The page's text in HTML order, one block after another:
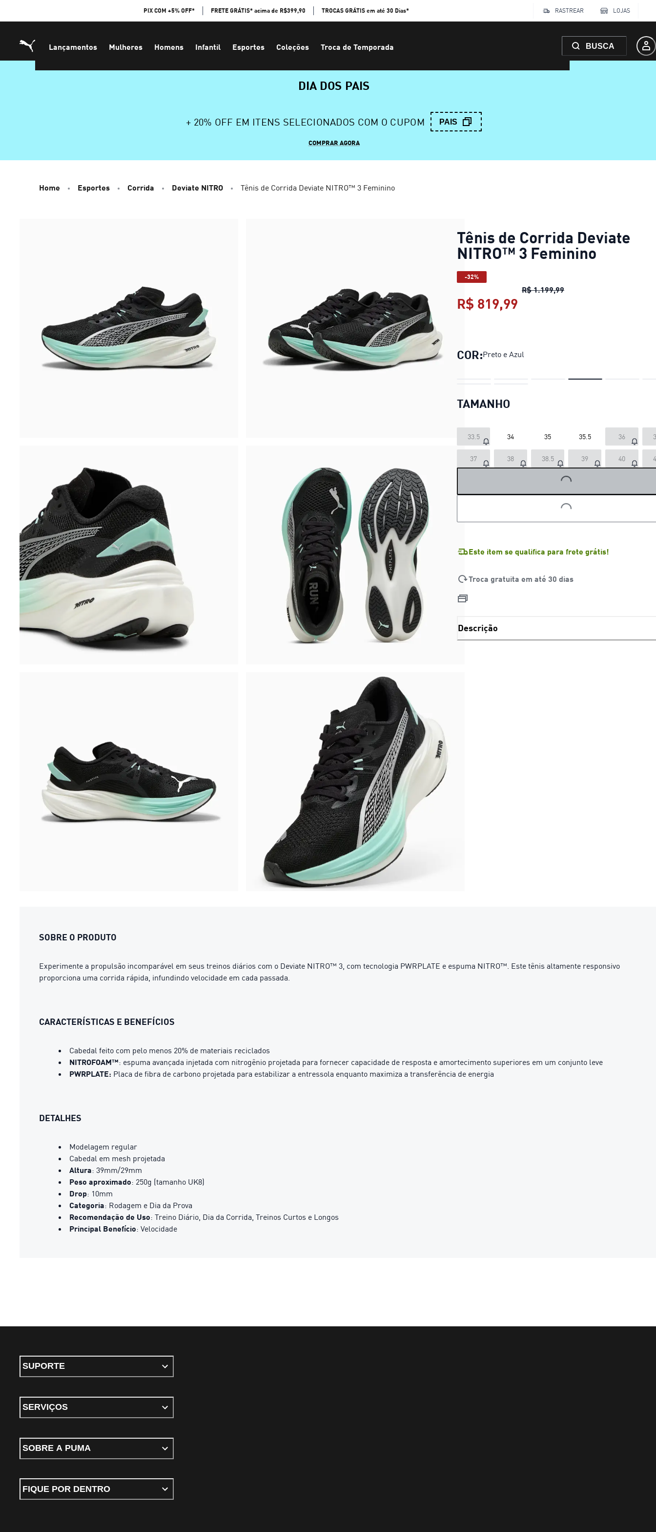
PIX COM +5% OFF* FRETE GRÁTIS* acima de R$399,90 TROCAS GRÁTIS em até 30 Dias* RASTREAR LOJAS
Lançamentos Mulheres Homens Infantil Esportes Coleções Troca de Temporada BUSCA
DIA DOS PAIS
+ 20% OFF EM ITENS SELECIONADOS COM O CUPOM PAIS
COMPRAR AGORA
Home Esportes Corrida Deviate NITRO Tênis de Corrida Deviate NITRO™ 3 Feminino
Tênis de Corrida Deviate
NITRO™ 3 Feminino
-32%
R$ 1.199,99Tênis de Corrida Deviate
R$ 819,99
COR:Preto e Azul
TAMANHO
33.5 34 35 35.5 36
37 38 38.5 39 40
LOADING...
LOADING...
Este item se qualifica para frete grátis!
Troca gratuita em até 30 dias
Descrição
SOBRE O PRODUTO
Experimente a propulsão incomparável em seus treinos diários com o Deviate NITRO™ 3, com tecnologia PWRPLATE e espuma NITRO™. Este tênis altamente responsivo
proporciona uma corrida rápida, infundindo velocidade em cada passada.
CARACTERÍSTICAS E BENEFÍCIOS
Cabedal feito com pelo menos 20% de materiais reciclados
NITROFOAM™: espuma avançada injetada com nitrogênio projetada para fornecer capacidade de resposta e amortecimento superiores em um conjunto leve
PWRPLATE: Placa de fibra de carbono projetada para estabilizar a entressola enquanto maximiza a transferência de energia
DETALHES
Modelagem regular
Cabedal em mesh projetada
Altura: 39mm/29mm​
Peso aproximado: 250g (tamanho UK8)​
Drop: 10mm
Categoria: Rodagem e Dia da Prova
Recomendação de Uso: Treino Diário, Dia da Corrida, Treinos Curtos e Longos
Principal Benefício: Velocidade
SUPORTE
SERVIÇOS
SOBRE A PUMA
FIQUE POR DENTRO